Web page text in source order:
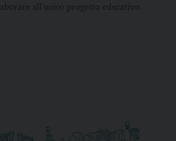
all’unico progetto educativo.